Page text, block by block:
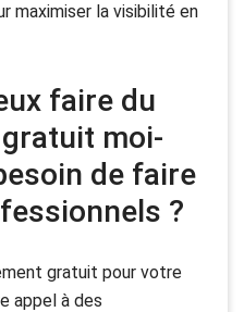
maximiser la visibilité en
faire du
moi-
de faire
?
gratuit pour votre
appel à des